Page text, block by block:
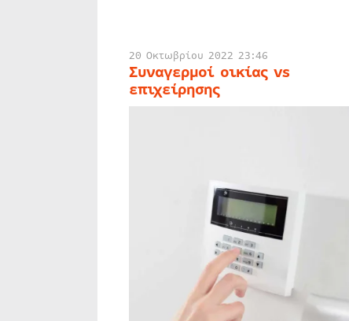
20 Οκτωβρίου 2022 23:46
Συναγερμοί οικίας vs
επιχείρησης